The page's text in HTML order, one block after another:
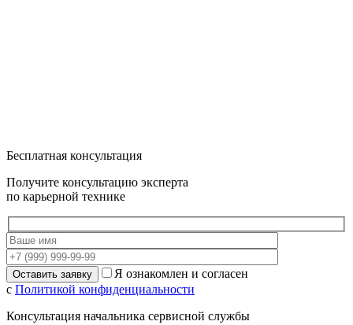
Бесплатная консультация
Получите консультацию эксперта
по карьерной технике
Я ознакомлен и согласен
с Политикой конфиденциальности
Консультация начальника сервисной службы